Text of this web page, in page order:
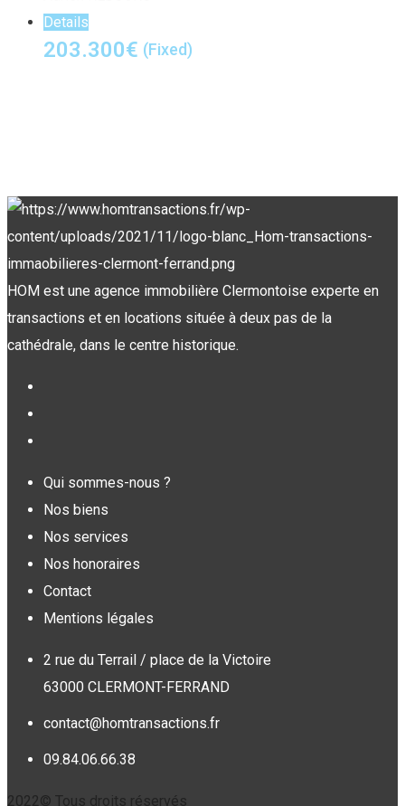
Details
203.300€ (Fixed)
HOM est une agence immobilière Clermontoise experte en
transactions et en locations située à deux pas de la
cathédrale, dans le centre historique.
Qui sommes-nous ?
Nos biens
Nos services
Nos honoraires
Contact
Mentions légales
2 rue du Terrail / place de la Victoire
63000 CLERMONT-FERRAND
contact@homtransactions.fr
09.84.06.66.38
2022© Tous droits réservés